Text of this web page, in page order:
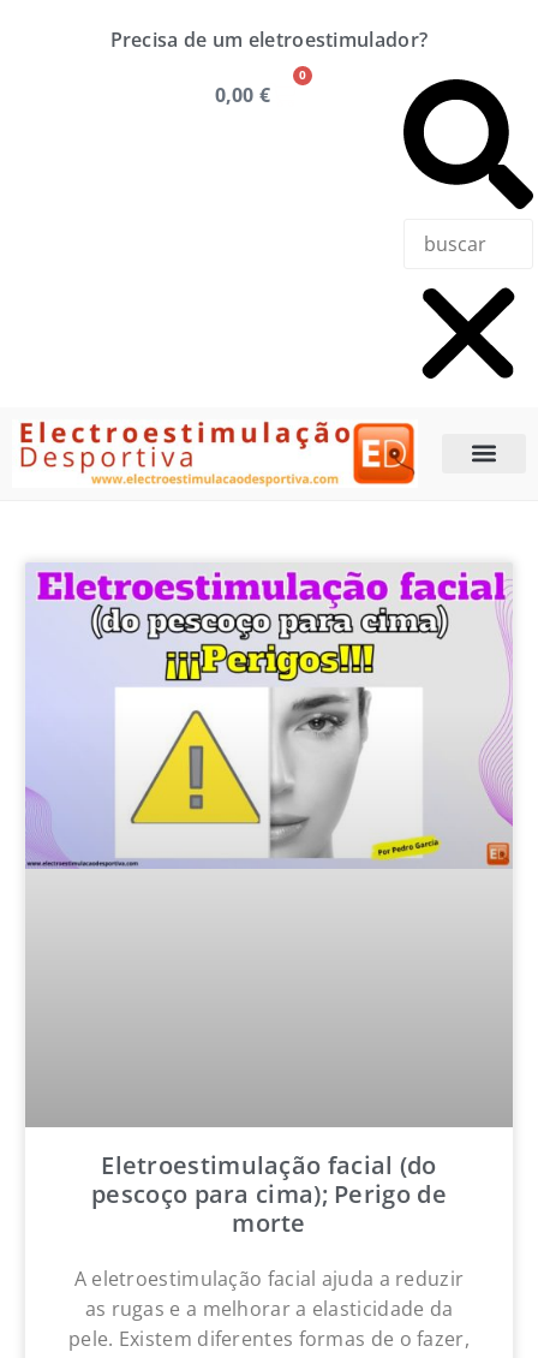
Precisa de um eletroestimulador?
0,00€
0
Eletroestimulação facial (do
pescoço para cima); Perigo de
morte
A eletroestimulação facial ajuda a reduzir
as rugas e a melhorar a elasticidade da
pele. Existem diferentes formas de o fazer,